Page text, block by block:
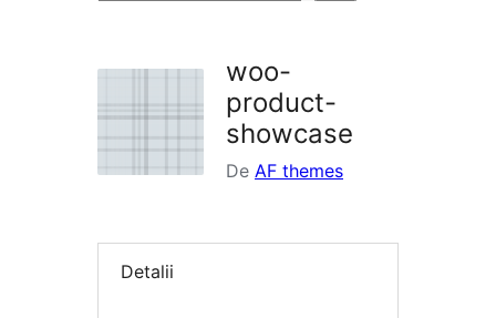
woo-
product-
showcase
De AF themes
Detalii